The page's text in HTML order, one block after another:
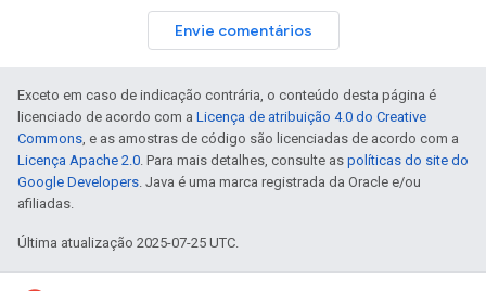
Envie comentários
Exceto em caso de indicação contrária, o conteúdo desta página é
licenciado de acordo com a Licença de atribuição 4.0 do Creative
Commons, e as amostras de código são licenciadas de acordo com a
Licença Apache 2.0. Para mais detalhes, consulte as políticas do site do
Google Developers. Java é uma marca registrada da Oracle e/ou
afiliadas.
Última atualização 2025-07-25 UTC.